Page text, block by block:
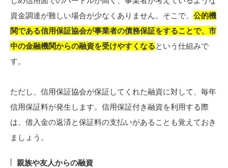
資金調達が難しい場合が少なくありません。そこで、 公的機
関である信用保証協会が事業者の債務保証をすることで、市
中の金融機関からの融資を受けやすくなるという仕組みで
す。
ただし、信用保証協会が保証してくれた融資に対して、毎年
信用保証料が発生します。信用保証付き融資を利用する際
は、借入金の返済と保証料の支払いがあることも覚えておき
ましょう。
親族や友人からの融資